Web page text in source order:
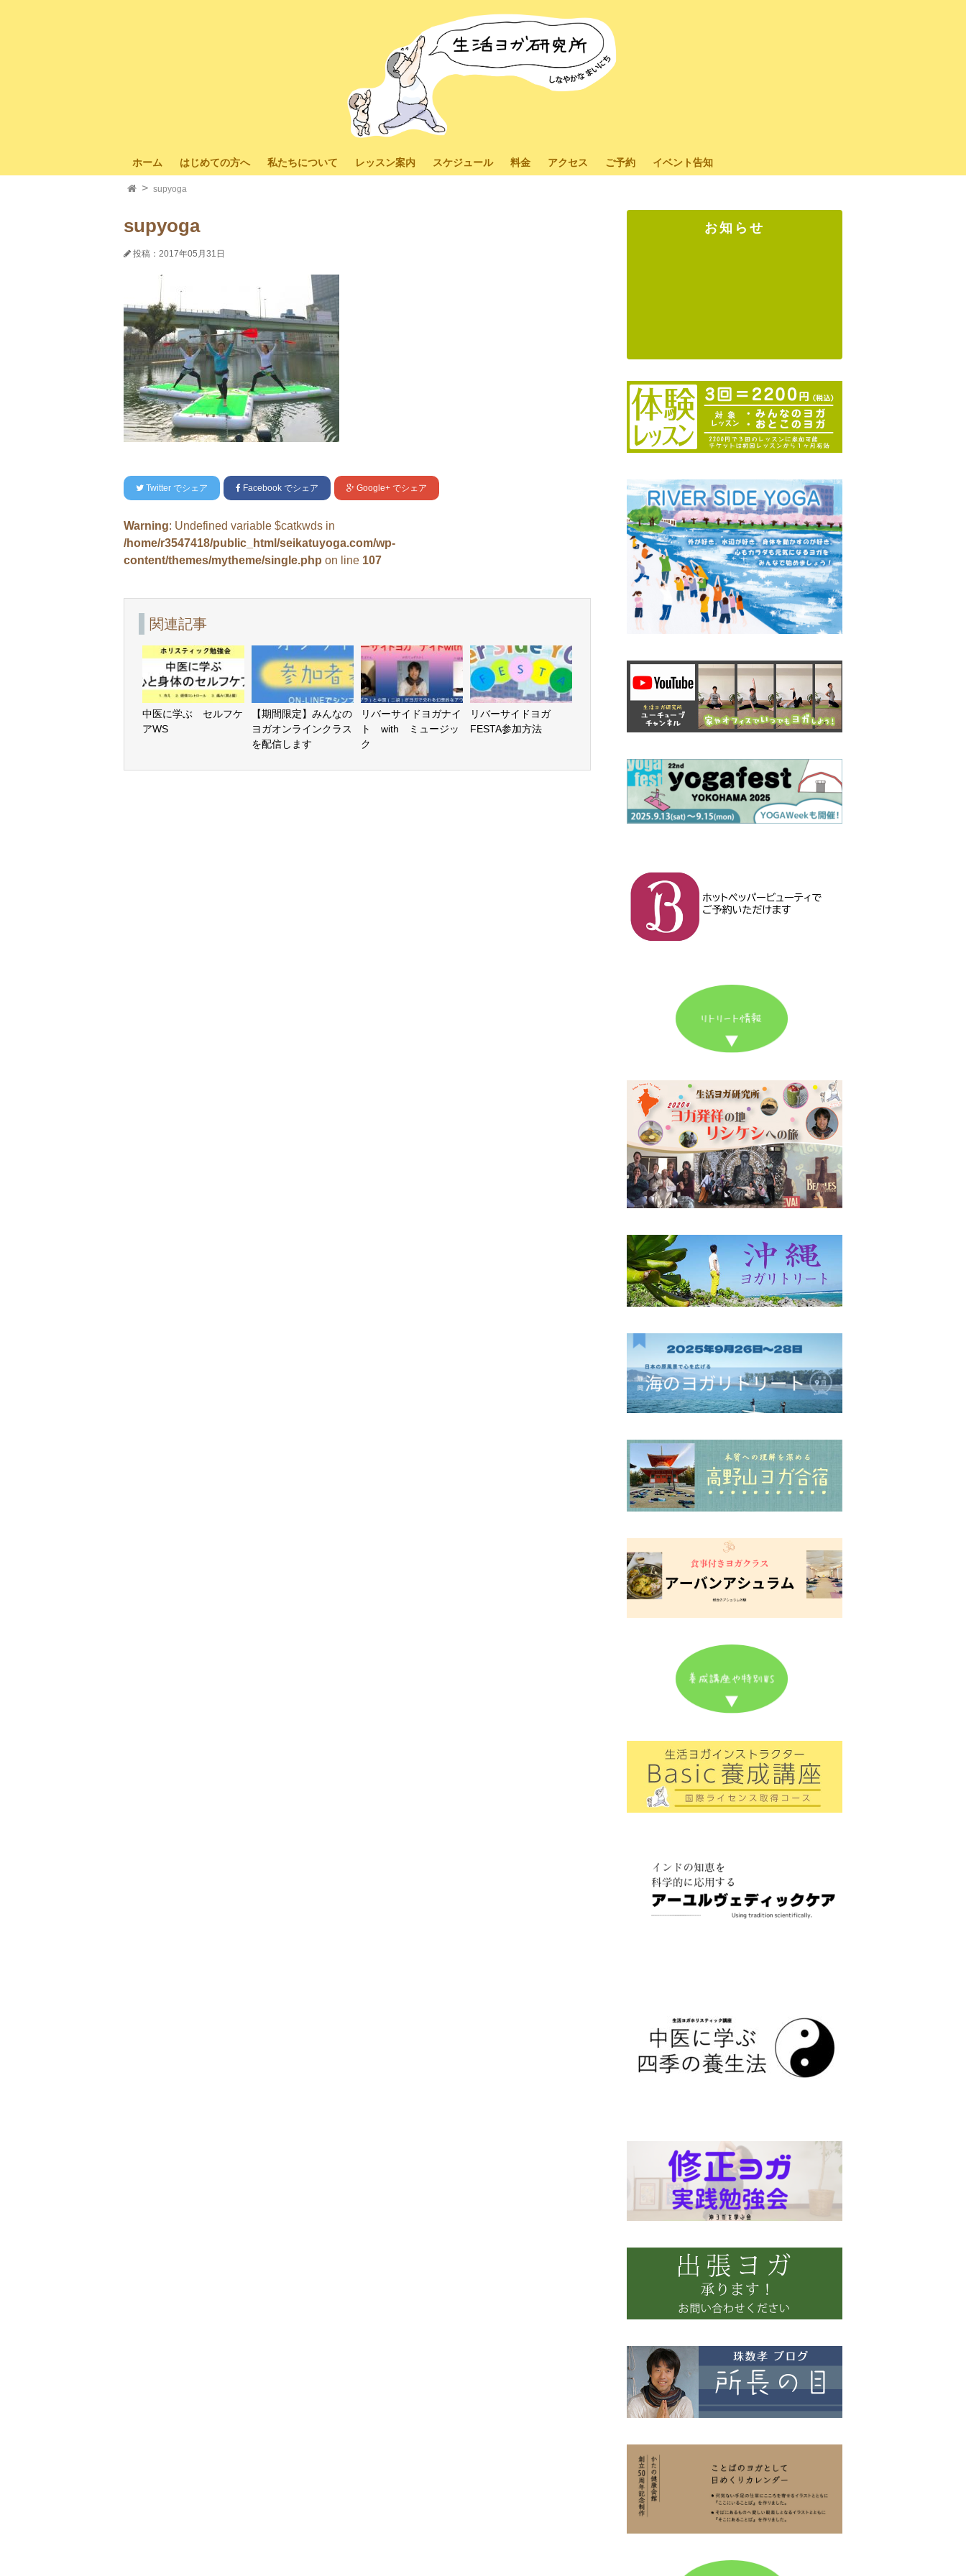
ホーム はじめての方へ 私たちについて レッスン案内 スケジュール 料金 アクセス ご予約 イベント告知
supyoga
supyoga
投稿：2017年05月31日
Twitter でシェア Facebook でシェア Google+ でシェア
Warning: Undefined variable $catkwds in
/home/r3547418/public_html/seikatuyoga.com/wp-
content/themes/mytheme/single.php on line 107
関連記事
中医に学ぶ セルフケ
アWS
【期間限定】みんなの
ヨガオンラインクラス
を配信します
リバーサイドヨガナイ
ト with ミュージッ
ク
リバーサイドヨガ
FESTA参加方法
お知らせ